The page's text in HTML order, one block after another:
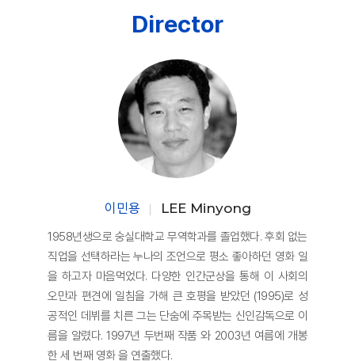
Director
이민용 LEE Minyong
1958년생으로 숭실대학교 무역학과를 졸업했다. 후회 없는
직업을 선택하라는 누나의 조언으로 평소 좋아하던 영화 일
을 하고자 마음먹었다. 다양한 인간군상을 통해 이 사회의
오만과 편견에 일침을 가해 큰 호평을 받았던 (1995)로 성
공적인 데뷔를 치른 그는 단숨에 주목받는 신인감독으로 이
름을 알렸다. 1997년 두번째 작품 와 2003년 여름에 개봉
한 세 번째 영화 을 연출했다.